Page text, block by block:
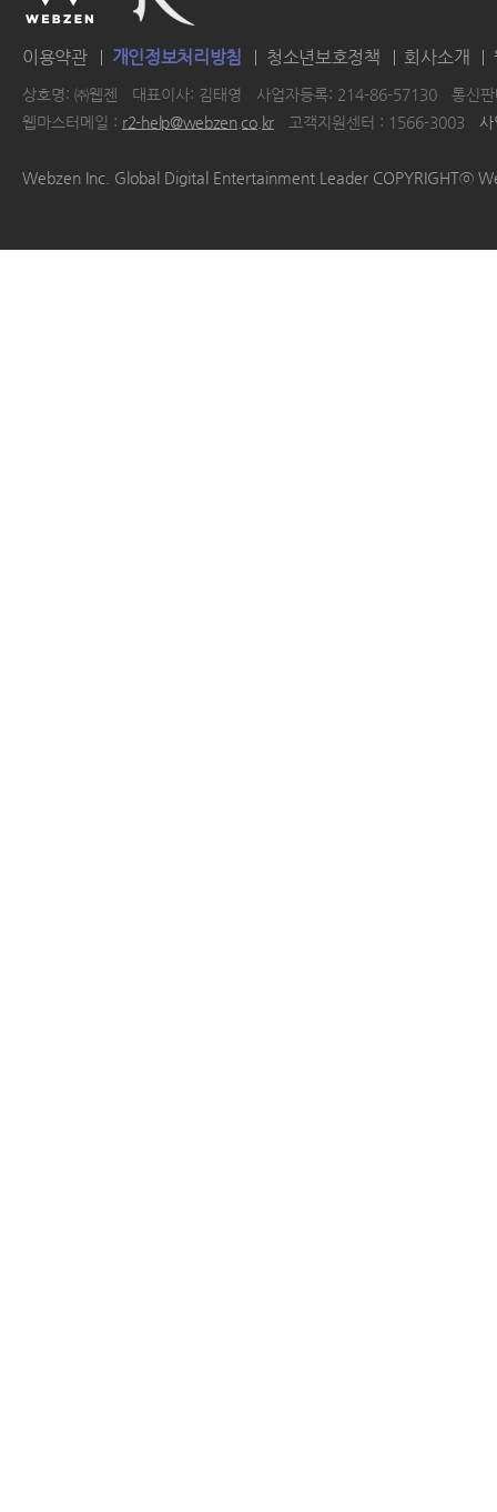
이용약관 개인정보처리방침 청소년보호정책 회사소개
상호명: ㈜웹젠 대표이사: 김태영 사업자등록: 214-86-57130
통신
웹마스터메일 : r2-help@webzen.co.kr 고객지원센터 : 1566-3003
Webzen Inc. Global Digital Entertainment Leader COPYRIGHTⓒ